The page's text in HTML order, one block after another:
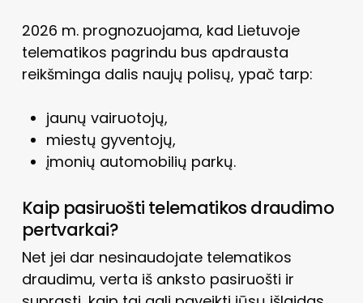
2026 m. prognozuojama, kad Lietuvoje
telematikos pagrindu bus apdrausta
reikšminga dalis naujų polisų, ypač tarp:
jaunų vairuotojų,
miestų gyventojų,
įmonių automobilių parkų.
Kaip pasiruošti telematikos draudimo
pertvarkai?
Net jei dar nesinaudojate telematikos
draudimu, verta iš anksto pasiruošti ir